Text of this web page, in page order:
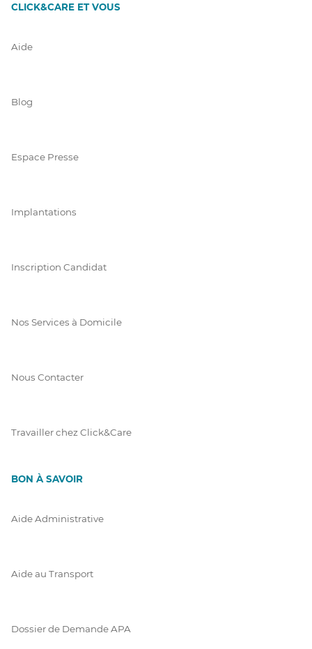
CLICK&CARE ET VOUS
Aide
Blog
Espace Presse
Implantations
Inscription Candidat
Nos Services à Domicile
Nous Contacter
Travailler chez Click&Care
BON À SAVOIR
Aide Administrative
Aide au Transport
Dossier de Demande APA